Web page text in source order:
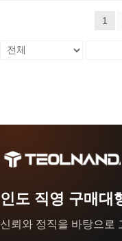
1
인도 직영 구매대
신뢰와 정직을 바탕으로